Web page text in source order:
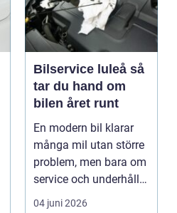
Bilservice luleå så
tar du hand om
bilen året runt
En modern bil klarar
många mil utan större
problem, men bara om
service och underhåll
sköts i tid. I...
04 juni 2026